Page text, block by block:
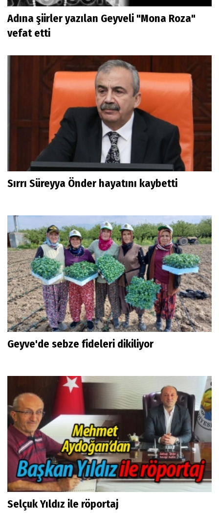
Adına şiirler yazılan Geyveli "Mona Roza"
vefat etti
Sırrı Süreyya Önder hayatını kaybetti
Geyve'de sebze fideleri dikiliyor
Selçuk Yıldız ile röportaj